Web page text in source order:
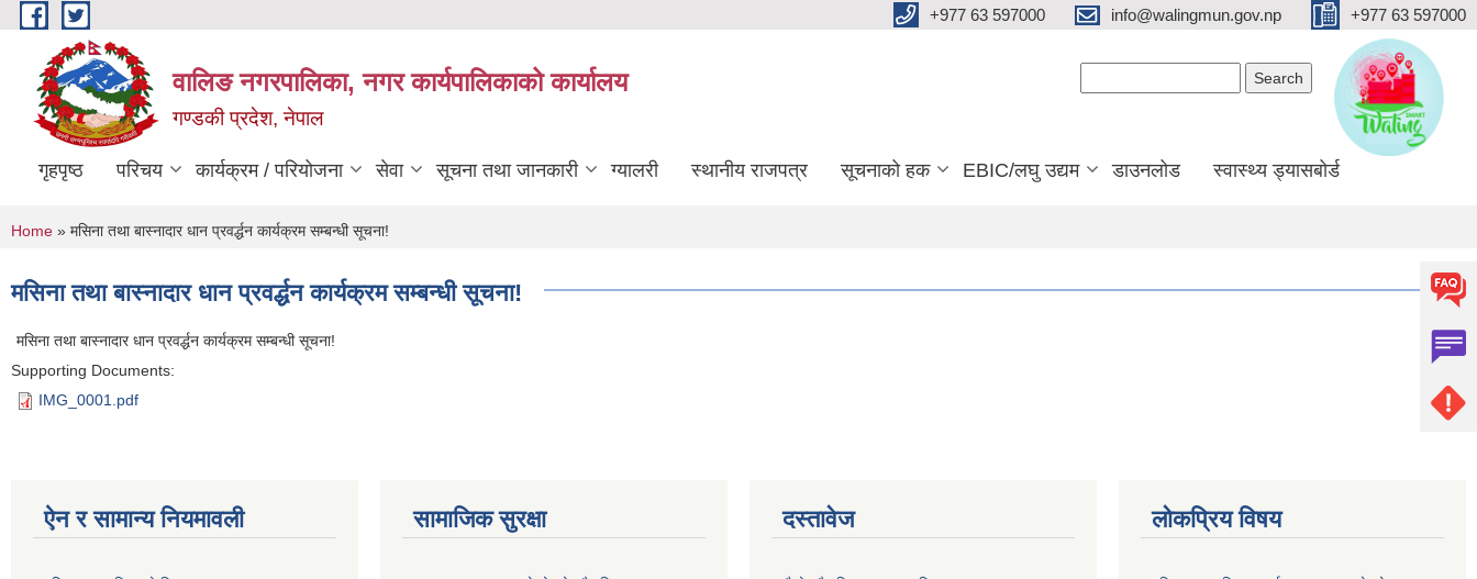
Skip to main content +977 63 597000 info@walingmun.gov.np +977 63 597000
वालिङ नगरपालिका, नगर कार्यपालिकाको कार्यालय
गण्डकी प्रदेश, नेपाल
गृहपृष्ठ परिचय कार्यक्रम / परियोजना सेवा सूचना तथा जानकारी ग्यालरी स्थानीय राजपत्र सूचनाको हक EBIC/लघु उद्यम डाउनलोड स्वास्थ्य ड्यासबोर्ड
You are here
Home » मसिना तथा बास्‍नादार धान प्रवर्द्धन कार्यक्रम सम्बन्धी सूचना!
मसिना तथा बास्‍नादार धान प्रवर्द्धन कार्यक्रम सम्बन्धी सूचना!
मसिना तथा बास्‍नादार धान प्रवर्द्धन कार्यक्रम सम्बन्धी सूचना!
Supporting Documents:
IMG_0001.pdf
ऐन र सामान्य नियमावली सामाजिक सुरक्षा दस्तावेज लोकप्रिय विषय